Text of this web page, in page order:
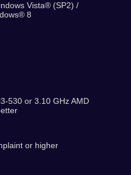
Vista® (SP2) /
8
530 or 3.10 GHz AMD
or higher